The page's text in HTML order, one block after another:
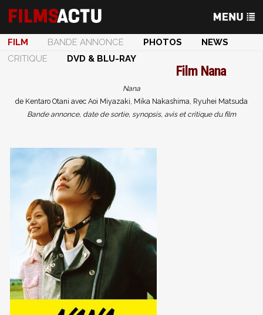
FILM BANDE ANNONCE PHOTOS
NEWS
CRITIQUE
DVD & BLU-RAY
Film Nana
Nana
de Kentaro Otani avec Aoi Miyazaki, Mika Nakashima, Ryuhei Matsuda
Bande annonce, date de sortie, synopsis, avis et critique du film